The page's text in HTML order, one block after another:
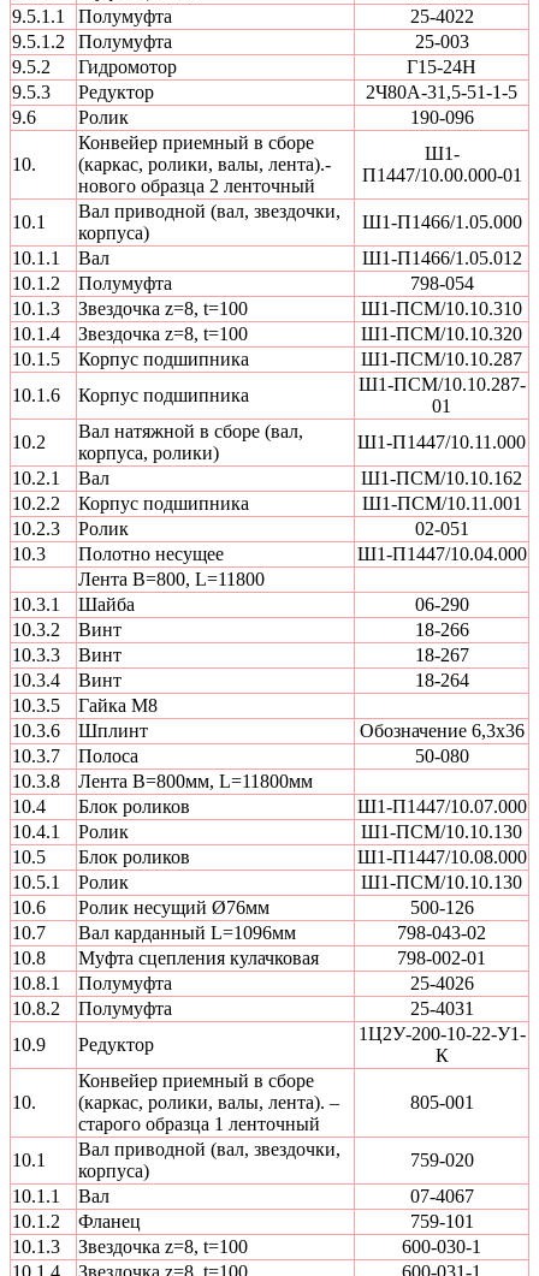
9.5.1.1
Полумуфта
25-4022
9.5.1.2
Полумуфта
25-003
9.5.2
Гидромотор
Г15-24Н
9.5.3
Редуктор
2Ч80А-31,5-51-1-5
9.6
Ролик 190-096
10.
Конвейер приемный в сборе
(каркас, ролики, валы, лента).-
нового образца 2 ленточный
Ш1-
П1447/10.00.000-01
10.1
Вал приводной (вал, звездочки,
корпуса)
Ш1-П1466/1.05.000
10.1.1
Вал
Ш1-П1466/1.05.012
10.1.2
Полумуфта
798-054
10.1.3
Звездочка z=8, t=100
Ш1-ПСМ/10.10.310
10.1.4
Звездочка z=8, t=100
Ш1-ПСМ/10.10.320
10.1.5
Корпус подшипника
Ш1-ПСМ/10.10.287
10.1.6
Корпус подшипника
Ш1-ПСМ/10.10.287-
01
10.2
Вал натяжной в сборе (вал,
корпуса, ролики)
Ш1-П1447/10.11.000
10.2.1
Вал
Ш1-ПСМ/10.10.162
10.2.2
Корпус подшипника
Ш1-ПСМ/10.11.001
10.2.3
Ролик
02-051
10.3
Полотно несущее
Ш1-П1447/10.04.000
Лента В=800, L=11800
10.3.1
Шайба
06-290
10.3.2
Винт
18-266
10.3.3
Винт
18-267
10.3.4
Винт
18-264
10.3.5
Гайка М8
10.3.6
Шплинт
Обозначение 6,3х36
10.3.7
Полоса
50-080
10.3.8
Лента В=800мм, L=11800мм
10.4
Блок роликов
Ш1-П1447/10.07.000
10.4.1
Ролик
Ш1-ПСМ/10.10.130
10.5
Блок роликов
Ш1-П1447/10.08.000
10.5.1
Ролик
Ш1-ПСМ/10.10.130
10.6
Ролик несущий Ø76мм
500-126
10.7
Вал карданный L=1096мм
798-043-02
10.8
Муфта сцепления кулачковая
798-002-01
10.8.1
Полумуфта
25-4026
10.8.2
Полумуфта
25-4031
10.9
Редуктор
1Ц2У-200-10-22-У1-
К
10.
Конвейер приемный в сборе
(каркас, ролики, валы, лента). –
старого образца 1 ленточный
805-001
10.1
Вал приводной (вал, звездочки,
корпуса)
759-020
10.1.1
Вал
07-4067
10.1.2
Фланец
759-101
10.1.3
Звездочка z=8, t=100
600-030-1